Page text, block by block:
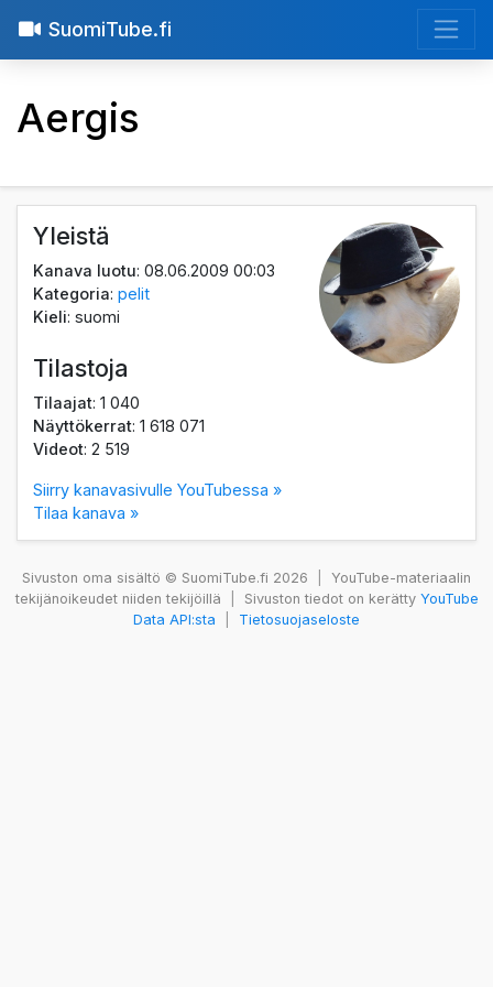
SuomiTube.fi
Aergis
Yleistä
Kanava luotu: 08.06.2009 00:03
Kategoria:pelit
Kieli: suomi
Tilastoja
Tilaajat: 1 040
Näyttökerrat: 1 618 071
Videot: 2 519
Siirry kanavasivulle YouTubessa »
Tilaa kanava »
Sivuston oma sisältö © SuomiTube.fi 2026
YouTube-materiaalin
tekijänoikeudet niiden tekijöillä
Sivuston tiedot on kerätty YouTube
Data API:sta
Tietosuojaseloste